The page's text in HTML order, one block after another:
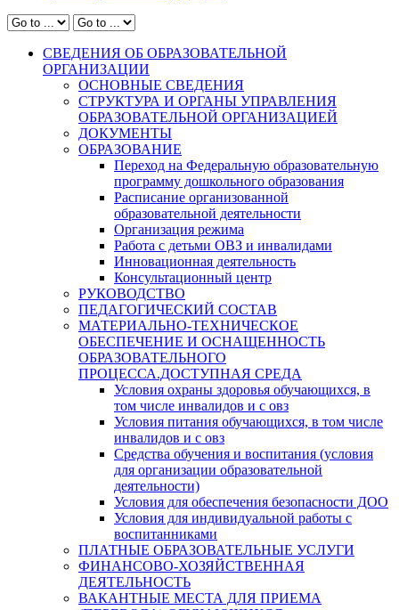
СВЕДЕНИЯ ОБ ОБРАЗОВАТЕЛЬНОЙ
ОРГАНИЗАЦИИ
ОСНОВНЫЕ СВЕДЕНИЯ
СТРУКТУРА И ОРГАНЫ УПРАВЛЕНИЯ
ОБРАЗОВАТЕЛЬНОЙ ОРГАНИЗАЦИЕЙ
ДОКУМЕНТЫ
ОБРАЗОВАНИЕ
Переход на Федеральную образовательную
программу дошкольного образования
Расписание организованной
образовательной деятельности
Организация режима
Работа с детьми ОВЗ и инвалидами
Инновационная деятельность
Консультационный центр
РУКОВОДСТВО
ПЕДАГОГИЧЕСКИЙ СОСТАВ
МАТЕРИАЛЬНО-ТЕХНИЧЕСКОЕ
ОБЕСПЕЧЕНИЕ И ОСНАЩЕННОСТЬ
ОБРАЗОВАТЕЛЬНОГО
ПРОЦЕССА.ДОСТУПНАЯ СРЕДА
Условия охраны здоровья обучающихся, в
том числе инвалидов и с овз
Условия питания обучающихся, в том числе
инвалидов и с овз
Средства обучения и воспитания (условия
для организации образовательной
деятельности)
Условия для обеспечения безопасности ДОО
Условия для индивидуальной работы с
воспитанниками
ПЛАТНЫЕ ОБРАЗОВАТЕЛЬНЫЕ УСЛУГИ
ФИНАНСОВО-ХОЗЯЙСТВЕННАЯ
ДЕЯТЕЛЬНОСТЬ
ВАКАНТНЫЕ МЕСТА ДЛЯ ПРИЕМА